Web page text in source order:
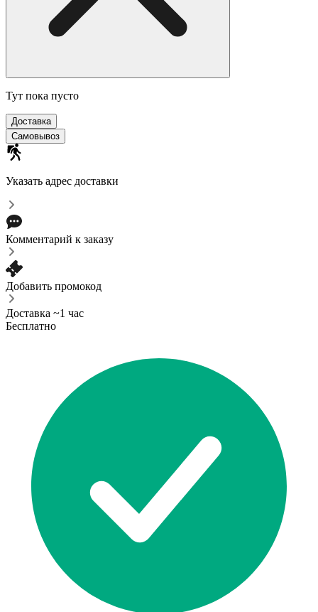
Тут пока пусто
Доставка
Самовывоз
Указать адрес доставки
Комментарий к заказу
Добавить промокод
Доставка ~1 час
Бесплатно